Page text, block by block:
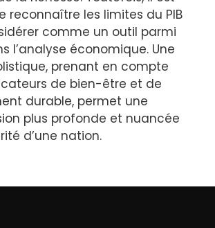
reconnaître les limites du PIB
comme un outil parmi
l’analyse économique. Une
prenant en compte
de bien-être et de
durable, permet une
plus profonde et nuancée
d’une nation.